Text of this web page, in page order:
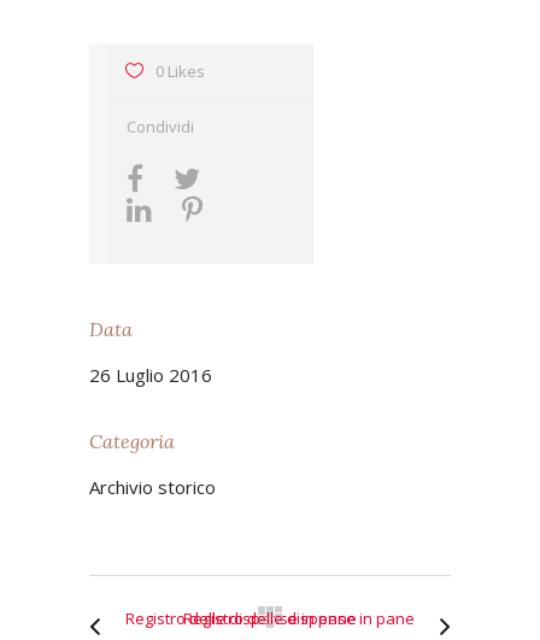
0 Likes
Condividi
Data
26 Luglio 2016
Categoria
Archivio storico
Registro delle dispense in pane
Registro delle dispense in pane